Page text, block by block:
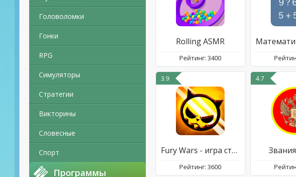
Головоломки
Гонки
RPG
Симуляторы
Стратегии
Викторины
Словесные
Спорт
Программы
Rolling ASMR
Рейтинг: 3400
3.9
Fury Wars - игра стрелялки
Рейтинг: 3600
4.7